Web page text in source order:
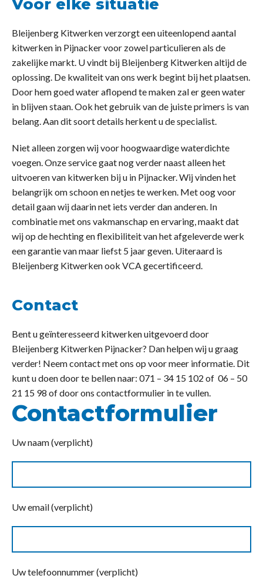
Voor elke situatie
Bleijenberg Kitwerken verzorgt een uiteenlopend aantal
kitwerken in Pijnacker voor zowel particulieren als de
zakelijke markt. U vindt bij Bleijenberg Kitwerken altijd de
oplossing. De kwaliteit van ons werk begint bij het plaatsen.
Door hem goed water aflopend te maken zal er geen water
in blijven staan. Ook het gebruik van de juiste primers is van
belang. Aan dit soort details herkent u de specialist.
Niet alleen zorgen wij voor hoogwaardige waterdichte
voegen. Onze service gaat nog verder naast alleen het
uitvoeren van kitwerken bij u in Pijnacker. Wij vinden het
belangrijk om schoon en netjes te werken. Met oog voor
detail gaan wij daarin net iets verder dan anderen. In
combinatie met ons vakmanschap en ervaring, maakt dat
wij op de hechting en flexibiliteit van het afgeleverde werk
een garantie van maar liefst 5 jaar geven. Uiteraard is
Bleijenberg Kitwerken ook VCA gecertificeerd.
Contact
Bent u geïnteresseerd kitwerken uitgevoerd door
Bleijenberg Kitwerken Pijnacker? Dan helpen wij u graag
verder! Neem contact met ons op voor meer informatie. Dit
kunt u doen door te bellen naar: 071 – 34 15 102 of 06 – 50
21 15 98 of door ons contactformulier in te vullen.
Contactformulier
Uw naam (verplicht)
Uw email (verplicht)
Uw telefoonnummer (verplicht)